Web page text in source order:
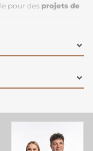
pour des projets de
appliquer grâce à
avec des
assurant une